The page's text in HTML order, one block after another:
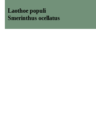
Laothoe populi
Smerinthus ocellatus